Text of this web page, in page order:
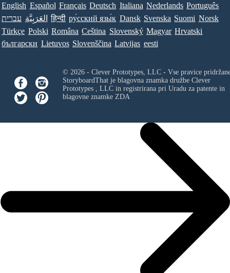
English Español Français Deutsch Italiana Nederlands Português
עברית العَرَبِيَّة हिन्दी ру́сский язы́к Dansk Svenska Suomi Norsk
Türkçe Polski Româna Ceština Slovenský Magyar Hrvatski
български Lietuvos Slovenščina Latvijas eesti
© 2026 - Clever Prototypes, LLC - Vse pravice
StoryboardThat je blagovna znamka družbe Clever
Prototypes , LLCin registrirana pri Uradu za patente in
blagovne znamke ZDA